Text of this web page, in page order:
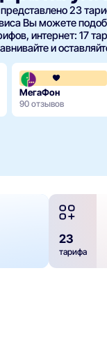
23
Вы можете
интернет: 17
и
3.8
МегаФон
90 отзывов
23
тарифа